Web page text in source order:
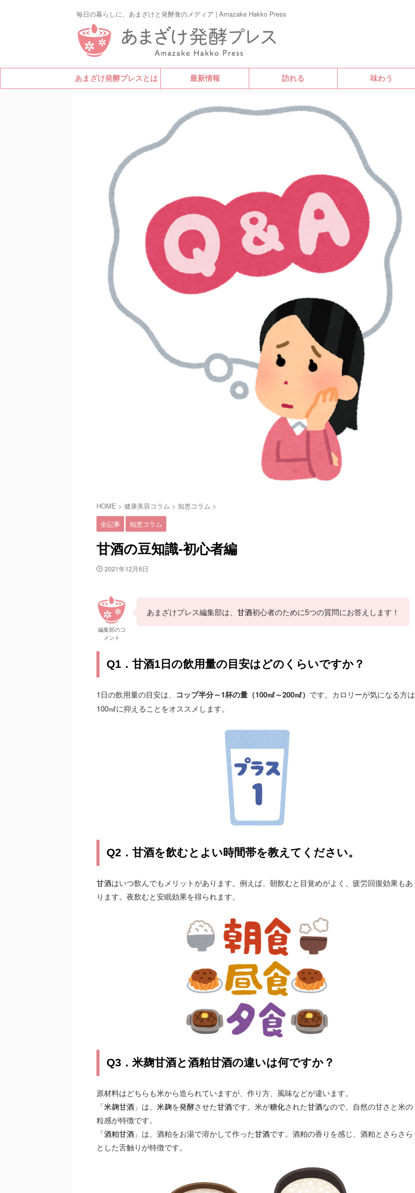
毎日の暮らしに、あまざけと発酵食のメディア | Amazake Hakko Press
あまざけ発酵プレスとは 最新情報 訪れる 味わう
HOME > 健康美容コラム > 知恵コラム >
全記事
知恵コラム
甘酒の豆知識-初心者編
2021年12月6日
編集部のコ
メント
あまざけプレス編集部は、 甘酒初心者のために5つの質問にお答えします！
Q1．甘酒1日の飲用量の目安はどのくらいですか？
1日の飲用量の目安は、 コップ半分～1杯の量（100㎖～200㎖） です。カロリーが気になる方は
100㎖に抑えることをオススメします。
Q2．甘酒を飲むとよい時間帯を教えてください。
甘酒はいつ飲んでもメリットがあります。例えば、朝飲むと目覚めがよく、疲労回復効果もあ
ります。夜飲むと安眠効果を得られます。
Q3．米麹甘酒と酒粕甘酒の違いは何ですか？
原材料はどちらも米から造られていますが、作り方、風味などが違います。
「米麹甘酒 」は、 米麹を発酵させた甘酒です。米が糖化された甘酒なので、自然の甘さと米の
粒感が特徴です。
「酒粕甘酒 」は、酒粕をお湯で溶かして作った甘酒です。酒粕の香りを感じ、酒粕とさらさら
とした舌触りが特徴です。